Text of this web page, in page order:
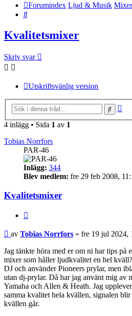
Forumindex Ljud & Musik
Sök
Kvalitetsmixer
Skriv svar
Utskriftsvänlig version
Sök
4 inlägg • Sida 1 av 1
Tobias Norrfors
PAR-46
Inlägg: 344
Blev medlem: fre 29 feb 2008,
Kvalitetsmixer
Inlägg
av Tobias Norrfors » fre 19 jul 2024,
Jag tänkte höra med er om ni har tips på
mixer som håller ljudkvalitet en hel
DJ och använder Pioneers prylar, men
utan dj-prylar. Då har jag använt mig av
Yamaha och Allen & Heath. Jag
samma kvalitet hela kvällen, signalen
kvällen går.